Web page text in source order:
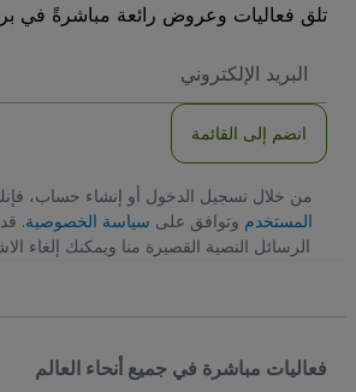
تلق فعاليات وعروض رائعة مباشرةً في
الاكتروني
انضم إلى القائمة
من خلال تسجيل الدخول أو إنشاء حساب،
المستخدموتوافق علىسياسة الخصوصية. قد
الرسائل النصية القصيرة منا ويمكنك إلغاء
فعاليات مباشرة في جميع أنحاء العالم